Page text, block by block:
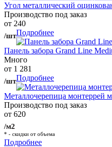
Угол металлический
Производство под заказ
от 240
/штПодробнее
Панель забора Grand Line
Много
от 1 281
/штПодробнее
Металлочерепица монтеррей
Производство под заказ
от 620
/м2
* - скидки от объема
Подробнее